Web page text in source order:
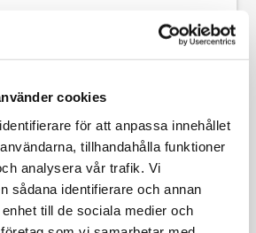
cookies
för att anpassa innehållet
tillhandahålla funktioner
analysera vår trafik. Vi
sådana identifierare och annan
till de sociala medier och
LogiLink